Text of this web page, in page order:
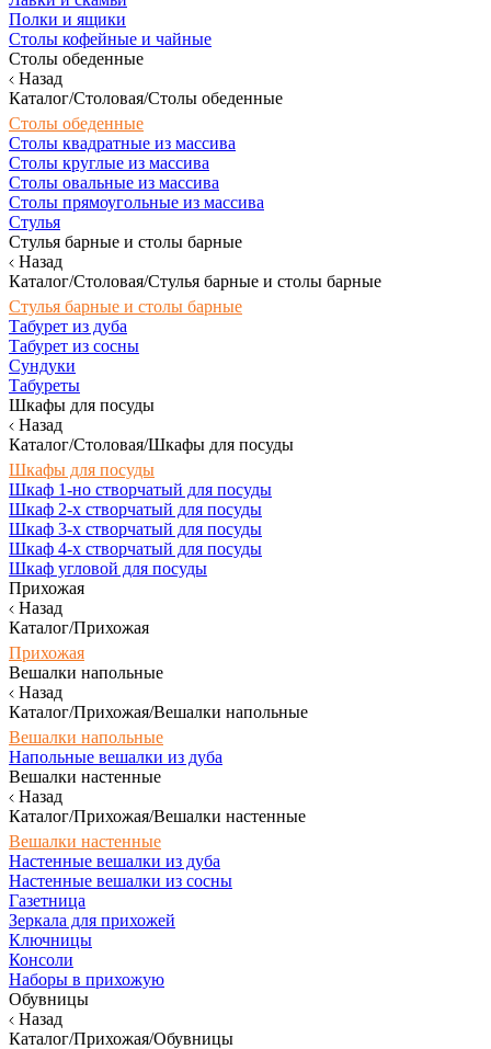
Полки и ящики
Столы кофейные и чайные
Столы обеденные
Назад
Каталог/Столовая/Столы обеденные
Столы обеденные
Столы квадратные из массива
Столы круглые из массива
Столы овальные из массива
Столы прямоугольные из массива
Стулья
Стулья барные и столы барные
Назад
Каталог/Столовая/Стулья барные и столы барные
Стулья барные и столы барные
Табурет из дуба
Табурет из сосны
Сундуки
Табуреты
Шкафы для посуды
Назад
Каталог/Столовая/Шкафы для посуды
Шкафы для посуды
Шкаф 1-но створчатый для посуды
Шкаф 2-х створчатый для посуды
Шкаф 3-х створчатый для посуды
Шкаф 4-х створчатый для посуды
Шкаф угловой для посуды
Прихожая
Назад
Каталог/Прихожая
Прихожая
Вешалки напольные
Назад
Каталог/Прихожая/Вешалки напольные
Вешалки напольные
Напольные вешалки из дуба
Вешалки настенные
Назад
Каталог/Прихожая/Вешалки настенные
Вешалки настенные
Настенные вешалки из дуба
Настенные вешалки из сосны
Газетница
Зеркала для прихожей
Ключницы
Консоли
Наборы в прихожую
Обувницы
Назад
Каталог/Прихожая/Обувницы